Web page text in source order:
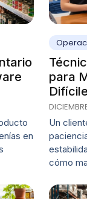
en
para
Un
cómo